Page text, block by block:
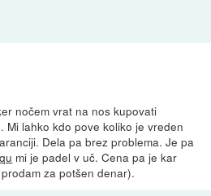
nočem vrat na nos kupovati
Mi lahko kdo pove koliko je vreden
Dela pa brez problema. Je pa
mi je padel v uč. Cena pa je kar
za potšen denar).